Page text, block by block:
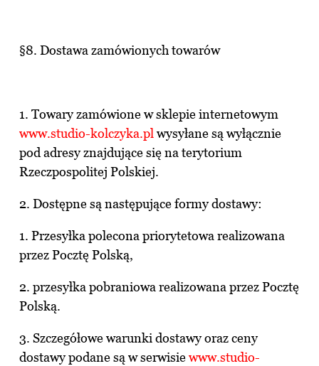
§8. Dostawa zamówionych towarów
1. Towary zamówione w sklepie internetowym
www.studio-kolczyka.pl wysyłane są wyłącznie
pod adresy znajdujące się na terytorium
Rzeczpospolitej Polskiej.
2. Dostępne są następujące formy dostawy:
1. Przesyłka polecona priorytetowa realizowana
przez Pocztę Polską,
2. przesyłka pobraniowa realizowana przez Pocztę
Polską.
3. Szczegółowe warunki dostawy oraz ceny
dostawy podane są w serwisiewww.studio-